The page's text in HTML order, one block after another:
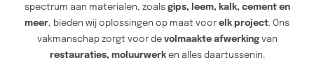
spectrum aan materialen, zoals gips, leem, kalk, cement en
meer, bieden wij oplossingen op maat voor elk project. Ons
vakmanschap zorgt voor de volmaakte afwerkingvan
restauraties, moluurwerken alles daartussenin.